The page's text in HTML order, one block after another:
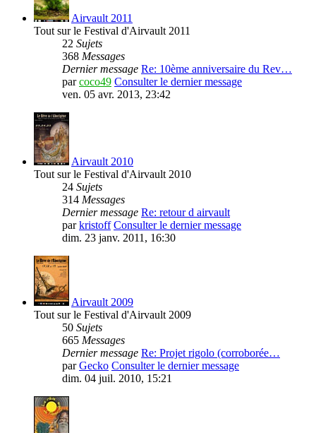
Airvault 2011
Tout sur le Festival d'Airvault 2011
22 Sujets
368 Messages
Dernier message Re: 10ème anniversaire du Rev…
parcoco49 Consulter le dernier message
ven. 05 avr. 2013, 23:42
Airvault 2010
Tout sur le Festival d'Airvault 2010
24 Sujets
314 Messages
Dernier message Re: retour d airvault
parkristoff Consulter le dernier message
dim. 23 janv. 2011, 16:30
Airvault 2009
Tout sur le Festival d'Airvault 2009
50 Sujets
665 Messages
Dernier message Re: Projet rigolo (corroborée…
parGecko Consulter le dernier message
dim. 04 juil. 2010, 15:21